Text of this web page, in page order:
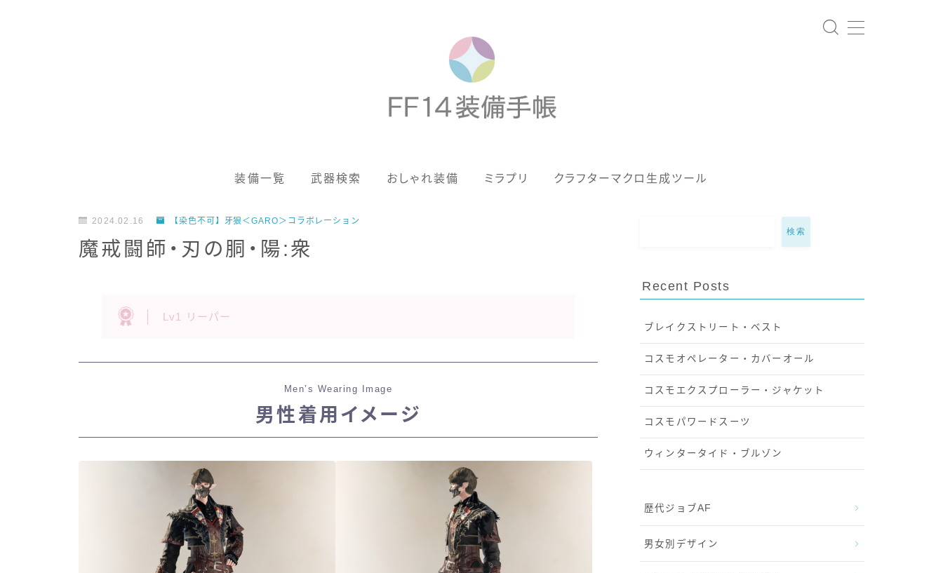
装備一覧 武器検索 おしゃれ装備 ミラプリ クラフターマクロ生成ツール
男女別デザイン
目隠し
頭装備ギミックあり
2024.02.16 【染色不可】牙狼＜GARO＞コラボレーション
魔戒闘師・刃の胴・陽:衆
Lv1 リーパー
Men’s Wearing Image
男性着用イメージ
検索
Recent Posts
ブレイクストリート・ベスト
コスモオペレーター・カバーオール
コスモエクスプローラー・ジャケット
コスモパワードスーツ
ウィンタータイド・ブルゾン
歴代ジョブAF
男女別デザイン